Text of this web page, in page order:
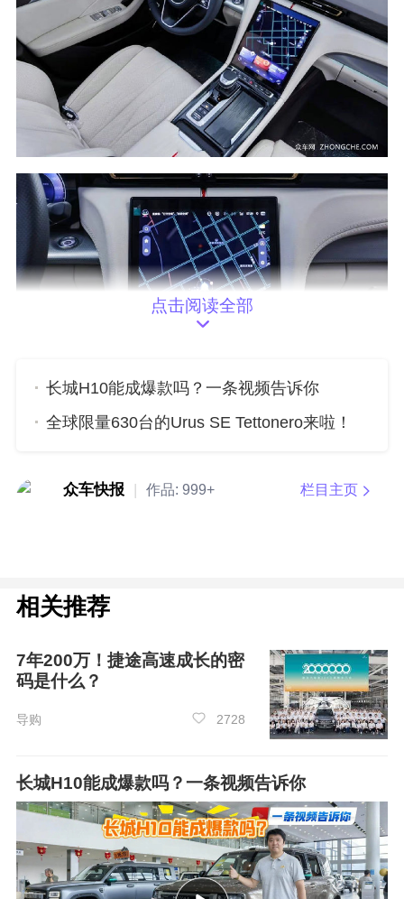
性材质包裹，配备了全液晶仪表盘，取消了原本
的悬浮式中控屏幕，而采用了竖置式的大尺寸中
动力方面，新车将提供1.5T、2.0T以及1.5T
HEV三种动力版本，其最大功率依次分别为169
马力、224马力以及169马力，三种动力加身为消
费者带来更多选择，预计新一代红旗H5上市后将
帕萨特等车型展开
竞争。
点击阅读全部
长城H10能成爆款吗？一条视频告诉你
全球限量630台的Urus SE Tettonero来啦！
众车快报 | 作品: 999+ 栏目主页
相关推荐
7年200万！捷途高速成长的密
码是什么？
导购 2728
长城H10能成爆款吗？一条视频告诉你